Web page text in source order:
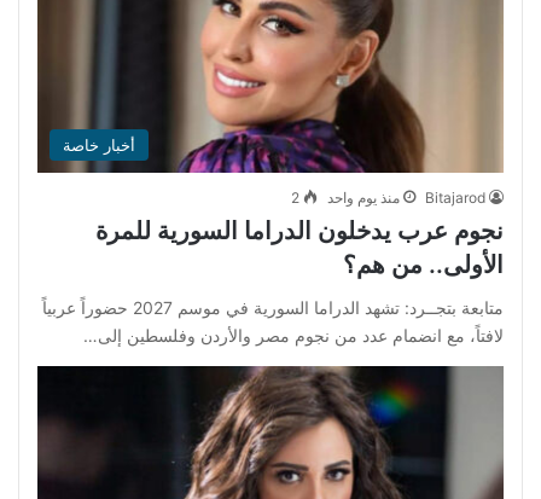
أخبار خاصة
Bitajarod منذ يوم واحد 2
نجوم عرب يدخلون الدراما السورية للمرة
الأولى.. من هم؟
متابعة بتجــرد: تشهد الدراما السورية في موسم 2027 حضوراً عربياً
لافتاً، مع انضمام عدد من نجوم مصر والأردن وفلسطين إلى…